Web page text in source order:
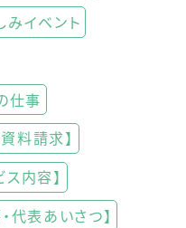
イベント
仕事
料請求】
ス内容】
代表あいさつ】